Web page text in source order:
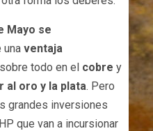
Mayo se
una ventaja
sobre todo en el cobre y
al oro y la plata. Pero
grandes inversiones
que van a incursionar